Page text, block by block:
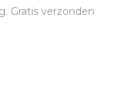
Gratis verzonden